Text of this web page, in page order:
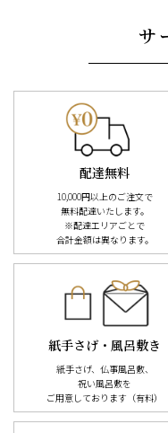
サ
配達無料
10,000円以上のご注文で
無料配達いたします。
※配達エリアごとで
合計金額は異なります。
紙手さげ・風呂敷き
紙手さげ、仏事風呂敷、
祝い風呂敷を
ご用意しております（有料）